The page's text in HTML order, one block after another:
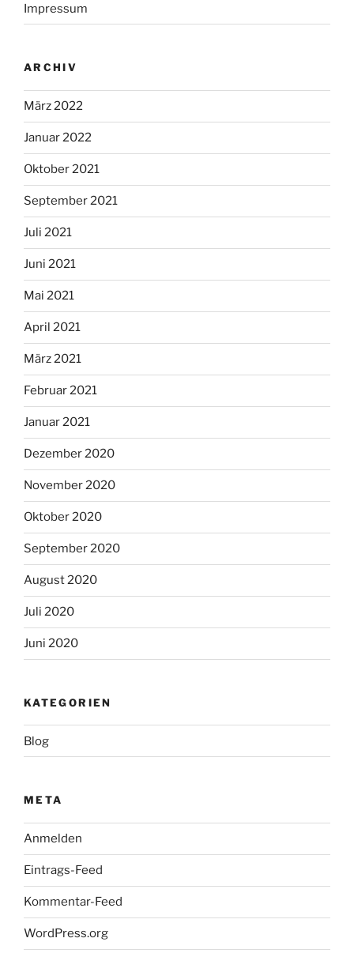
Impressum
ARCHIV
März 2022
Januar 2022
Oktober 2021
September 2021
Juli 2021
Juni 2021
Mai 2021
April 2021
März 2021
Februar 2021
Januar 2021
Dezember 2020
November 2020
Oktober 2020
September 2020
August 2020
Juli 2020
Juni 2020
KATEGORIEN
Blog
META
Anmelden
Eintrags-Feed
Kommentar-Feed
WordPress.org